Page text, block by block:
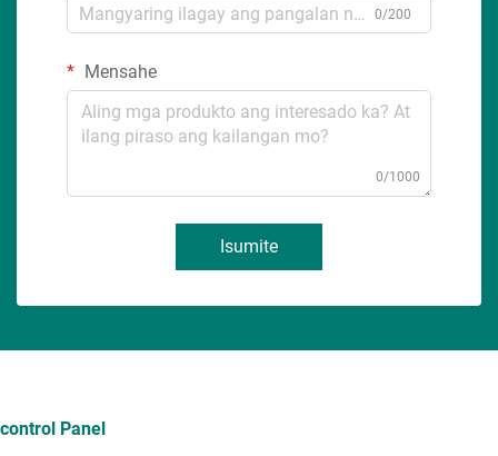
0/200
Mensahe
0/1000
Isumite
control Panel